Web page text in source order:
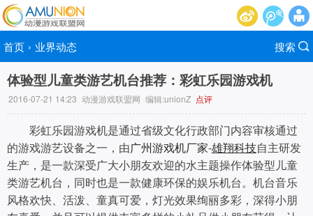
首页 › 业界动态 搜索
体验型儿童类游艺机台推荐：彩虹乐园游戏机
2016-07-21 14:23 动漫游戏联盟网 编辑:unionZ 点评
彩虹乐园游戏机是通过省级文化行政部门内容审核通过
的游戏游艺设备之一，由广州游戏机厂家-雄翔科技自主研发
生产，是一款深受广大小朋友欢迎的水主题操作体验型儿童
类游艺机台，同时也是一款健康环保的娱乐机台。机台音乐
风格欢快、活泼、童真可爱，灯光效果绚丽多彩，深得小朋